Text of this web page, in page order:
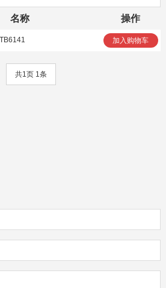
名称 操作
加入购物车
共1页 1条